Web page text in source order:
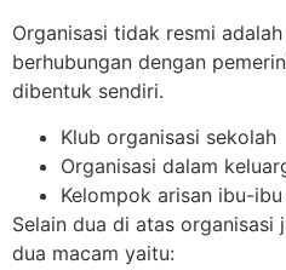
Organisasi tidak resmi
berhubungan dengan
dibentuk sendiri.
Klub organisasi sekolah
Organisasi dalam
Kelompok arisan ibu-
Selain dua di atas organisasi
dua macam yaitu: